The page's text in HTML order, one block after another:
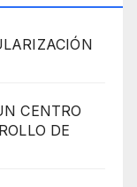
CENTRO
DE